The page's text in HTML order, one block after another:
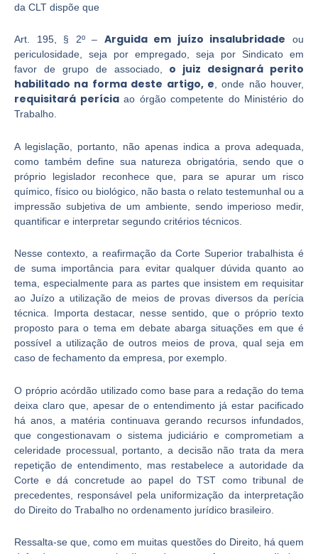
da CLT dispõe que
Art. 195, § 2º – Arguida em juízo insalubridade ou
periculosidade, seja por empregado, seja por Sindicato em
favor de grupo de associado, o juiz designará perito
habilitado na forma deste artigo, e, onde não houver,
requisitará períciaao órgão competente do Ministério do
Trabalho.
A legislação, portanto, não apenas indica a prova adequada,
como também define sua natureza obrigatória, sendo que o
próprio legislador reconhece que, para se apurar um risco
químico, físico ou biológico, não basta o relato testemunhal ou a
impressão subjetiva de um ambiente, sendo imperioso medir,
quantificar e interpretar segundo critérios técnicos.
Nesse contexto, a reafirmação da Corte Superior trabalhista é
de suma importância para evitar qualquer dúvida quanto ao
tema, especialmente para as partes que insistem em requisitar
ao Juízo a utilização de meios de provas diversos da perícia
técnica. Importa destacar, nesse sentido, que o próprio texto
proposto para o tema em debate abarga situações em que é
possível a utilização de outros meios de prova, qual seja em
caso de fechamento da empresa, por exemplo.
O próprio acórdão utilizado como base para a redação do tema
deixa claro que, apesar de o entendimento já estar pacificado
há anos, a matéria continuava gerando recursos infundados,
que congestionavam o sistema judiciário e comprometiam a
celeridade processual, portanto, a decisão não trata da mera
repetição de entendimento, mas restabelece a autoridade da
Corte e dá concretude ao papel do TST como tribunal de
precedentes, responsável pela uniformização da interpretação
do Direito do Trabalho no ordenamento jurídico brasileiro.
Ressalta-se que, como em muitas questões do Direito, há quem